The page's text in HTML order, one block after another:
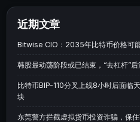
近期文章
Bitwise CIO：2035年比特币价格可
韩股最动荡阶段或已结束，“去杠杆”
比特币BIP-110分叉上线8小时后面临
块
东莞警方拦截虚拟货币投资诈骗，保